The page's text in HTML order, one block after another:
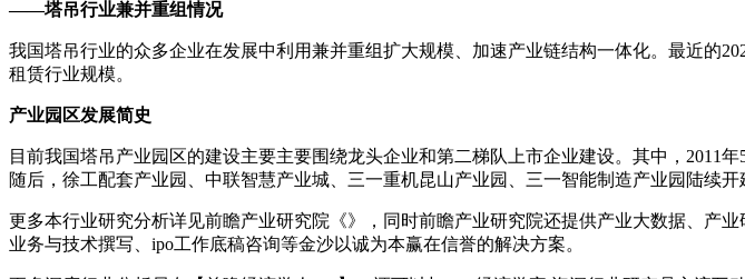
——塔吊行业兼并重组情况
我国塔吊行业的众多企业在发展中利用兼并重组扩大规模、加速产业链结构一体化。最近的
租赁行业规模。
产业园区发展简史
目前我国塔吊产业园区的建设主要主要围绕龙头企业和第二梯队上市企业建设。其中，2011
随后，徐工配套产业园、中联智慧产业城、三一重机昆山产业园、三一智能制造产业园陆续开
更多本行业研究分析详见前瞻产业研究院《》，同时前瞻产业研究院还提供产业大数据、产
业务与技术撰写、ipo工作底稿咨询等金沙以诚为本赢在信誉的解决方案。